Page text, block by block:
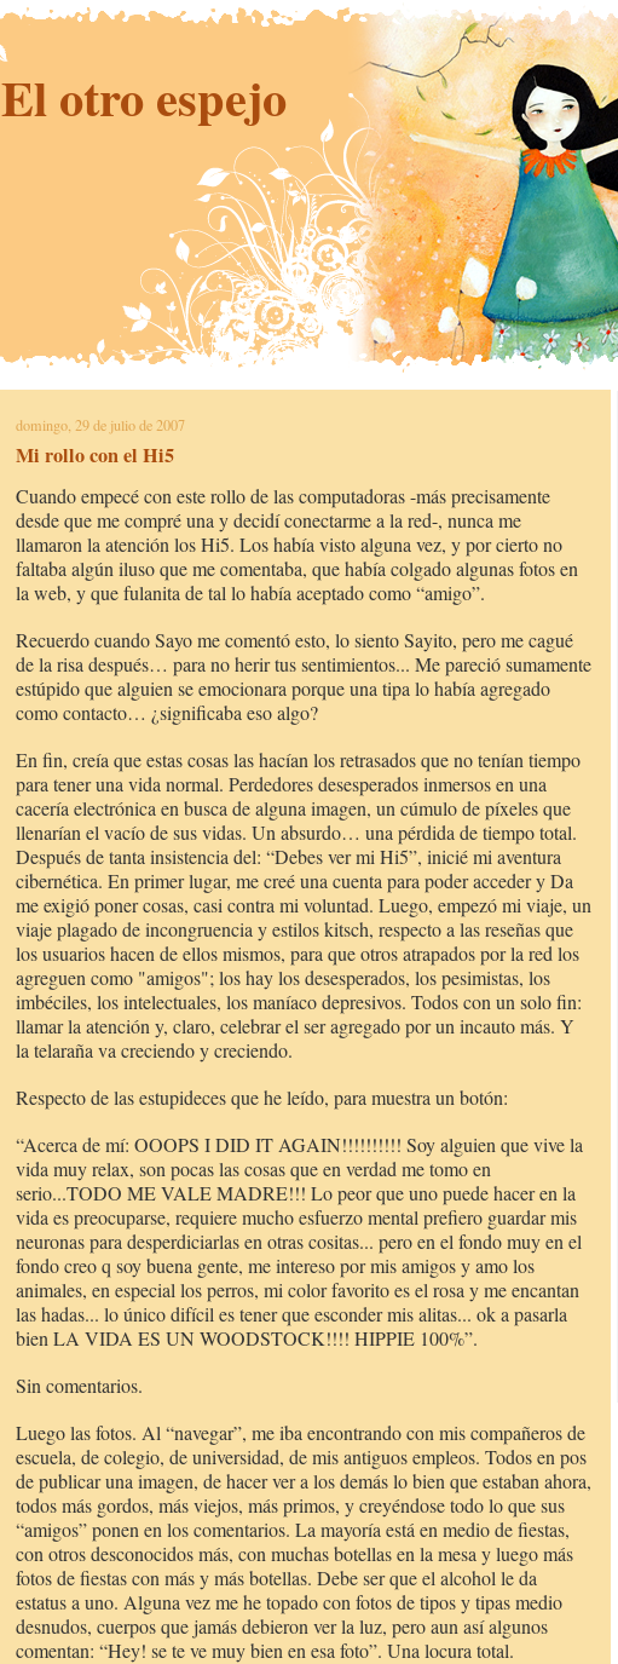
El otro espejo
domingo, 29 de julio de 2007
Mi rollo con el Hi5
Cuando empecé con este rollo de las computadoras -más precisamente
desde que me compré una y decidí conectarme a la red-, nunca me
llamaron la atención los Hi5. Los había visto alguna vez, y por cierto no
faltaba algún iluso que me comentaba, que había colgado algunas fotos en
la web, y que fulanita de tal lo había aceptado como “amigo”.
Recuerdo cuando Sayo me comentó esto, lo siento Sayito, pero me cagué
de la risa después… para no herir tus sentimientos... Me pareció sumamente
estúpido que alguien se emocionara porque una tipa lo había agregado
como contacto… ¿significaba eso algo?
En fin, creía que estas cosas las hacían los retrasados que no tenían tiempo
para tener una vida normal. Perdedores desesperados inmersos en una
cacería electrónica en busca de alguna imagen, un cúmulo de píxeles que
llenarían el vacío de sus vidas. Un absurdo… una pérdida de tiempo total.
Después de tanta insistencia del: “Debes ver mi Hi5”, inicié mi aventura
cibernética. En primer lugar, me creé una cuenta para poder acceder y Da
me exigió poner cosas, casi contra mi voluntad. Luego, empezó mi viaje, un
viaje plagado de incongruencia y estilos kitsch, respecto a las reseñas que
los usuarios hacen de ellos mismos, para que otros atrapados por la red los
agreguen como "amigos"; los hay los desesperados, los pesimistas, los
imbéciles, los intelectuales, los maníaco depresivos. Todos con un solo fin:
llamar la atención y, claro, celebrar el ser agregado por un incauto más. Y
la telaraña va creciendo y creciendo.
Respecto de las estupideces que he leído, para muestra un botón:
“Acerca de mí: OOOPS I DID IT AGAIN!!!!!!!!!! Soy alguien que vive la
vida muy relax, son pocas las cosas que en verdad me tomo en
serio...TODO ME VALE MADRE!!! Lo peor que uno puede hacer en la
vida es preocuparse, requiere mucho esfuerzo mental prefiero guardar mis
neuronas para desperdiciarlas en otras cositas... pero en el fondo muy en el
fondo creo q soy buena gente, me intereso por mis amigos y amo los
animales, en especial los perros, mi color favorito es el rosa y me encantan
las hadas... lo único difícil es tener que esconder mis alitas... ok a pasarla
bien LA VIDA ES UN WOODSTOCK!!!! HIPPIE 100%”.
Sin comentarios.
Luego las fotos. Al “navegar”, me iba encontrando con mis compañeros de
escuela, de colegio, de universidad, de mis antiguos empleos. Todos en pos
de publicar una imagen, de hacer ver a los demás lo bien que estaban ahora,
todos más gordos, más viejos, más primos, y creyéndose todo lo que sus
“amigos” ponen en los comentarios. La mayoría está en medio de fiestas,
con otros desconocidos más, con muchas botellas en la mesa y luego más
fotos de fiestas con más y más botellas. Debe ser que el alcohol le da
estatus a uno. Alguna vez me he topado con fotos de tipos y tipas medio
desnudos, cuerpos que jamás debieron ver la luz, pero aun así algunos
comentan: “Hey! se te ve muy bien en esa foto”. Una locura total.